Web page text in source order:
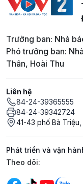
Trưởng ban: Nhà
Phó trưởng ban:
Thân, Hoài Thu
Liên hệ
84-24-39365555
84-24-39342724
41-43 phố Bà
Phát triển và vận
Mạng xã hội
Theo dõi: